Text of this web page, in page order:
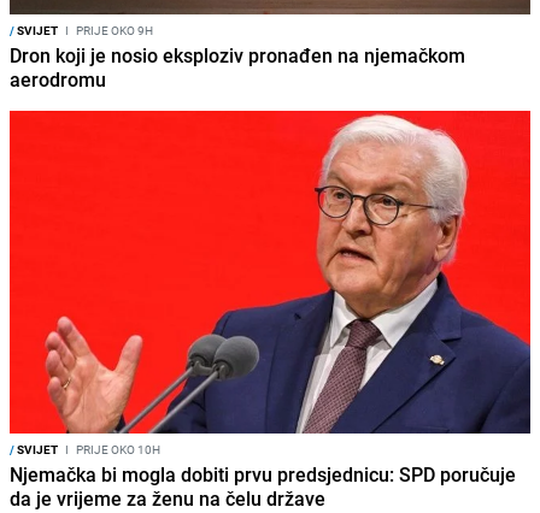
/SVIJET I PRIJE OKO 9H
Dron koji je nosio eksploziv pronađen na njemačkom
aerodromu
/SVIJET I PRIJE OKO 10H
Njemačka bi mogla dobiti prvu predsjednicu: SPD poručuje
da je vrijeme za ženu na čelu države